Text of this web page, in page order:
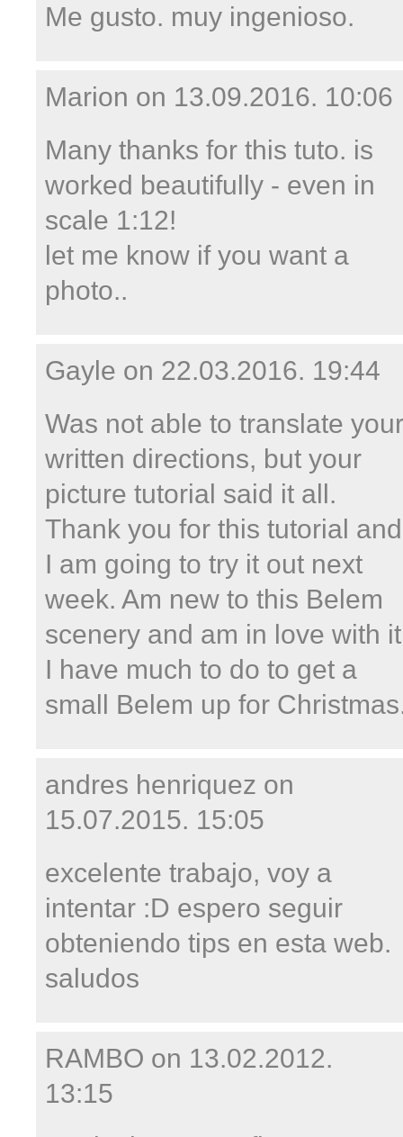
Me gusto. muy ingenioso.
Marion on 13.09.2016. 10:06
Many thanks for this tuto. is
worked beautifully - even in
scale 1:12!
let me know if you want a
photo..
Gayle on 22.03.2016. 19:44
Was not able to translate your
written directions, but your
picture tutorial said it all.
Thank you for this tutorial and
I am going to try it out next
week. Am new to this Belem
scenery and am in love with
I have much to do to get a
small Belem up for
andres henriquez on
15.07.2015. 15:05
excelente trabajo, voy a
intentar :D espero seguir
obteniendo tips en esta web.
saludos
RAMBO on 13.02.2012.
13:15